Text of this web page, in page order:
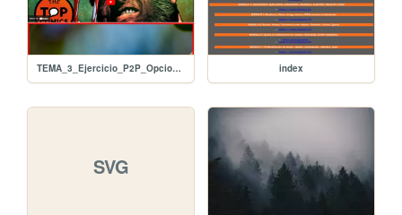
TEMA_3_Ejercicio_P2P_Opcional_01_Video_Audio_Imagen index
SVG